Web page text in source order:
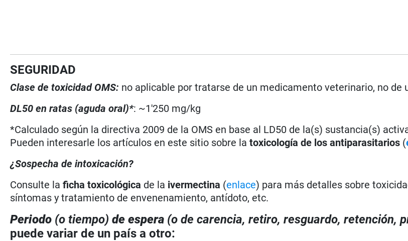
SEGURIDAD
Clase de toxicidad OMS: no aplicable por tratarse de un medicamento veterinario, no de
DL50 en ratas (aguda oral)*: ~1'250 mg/kg
*Calculado según la directiva 2009 de la OMS en base al LD50 de la(s) sustancia(s)
Pueden interesarle los artículos en este sitio sobre la toxicología de los antiparasitarios (
¿Sospecha de intoxicación?
Consulte laficha toxicológica de la ivermectina (enlace) para más detalles sobre
síntomas y tratamiento de envenenamiento, antídoto, etc.
Periodo (o tiempo) de espera (o de carencia, retiro, resguardo, retención,
puede variar de un país a otro: